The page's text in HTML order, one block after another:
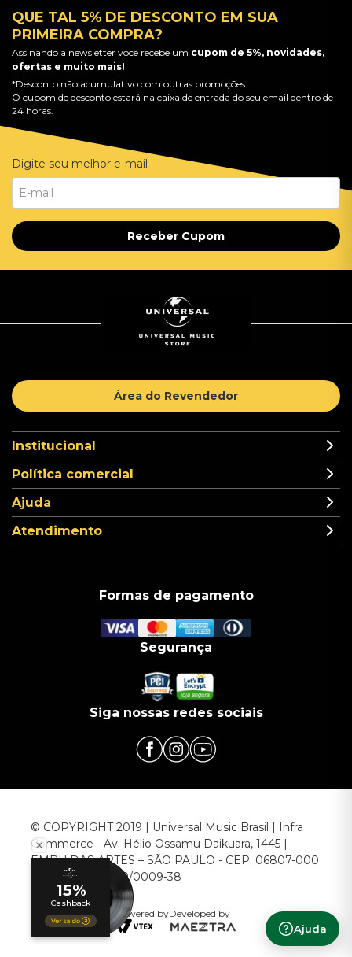
Ajuda
QUE TAL 5% DE DESCONTO EM SUA
PRIMEIRA COMPRA?
Assinando a newsletter você recebe um cupom de 5%, novidades,
ofertas e muito mais!
*Desconto não acumulativo com outras promoções.
O cupom de desconto estará na caixa de entrada do seu email dentro de
24 horas.
Digite seu melhor e-mail
Receber Cupom
Área do Revendedor
Institucional
Política comercial
Ajuda
Atendimento
Formas de pagamento
Segurança
Siga nossas redes sociais
© COPYRIGHT 2019 | Universal Music Brasil | Infra
Commerce - Av. Hélio Ossamu Daikuara, 1445 |
EMBU DAS ARTES – SÃO PAULO - CEP: 06807-000
CNPJ: 00.952.789/0009-38
Powered byDeveloped by